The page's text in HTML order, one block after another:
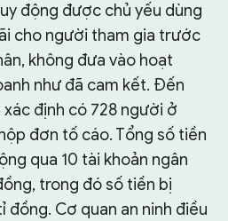
động được chủ yếu dùng
cho người tham gia trước
không đưa vào hoạt
như đã cam kết. Đến
xác định có 728 người ở
đơn tố cáo. Tổng số tiền
qua 10 tài khoản ngân
trong đó số tiền bị
Cơ quan an ninh điều